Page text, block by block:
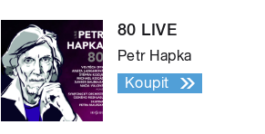
80 LIVE
Petr Hapka
Koupit